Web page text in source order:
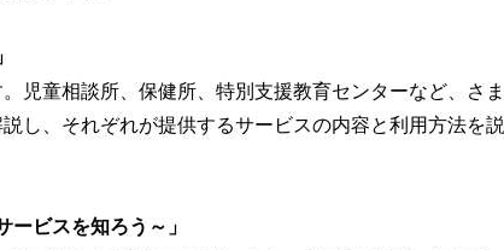
児童相談所、保健所、特別支援教育センターなど、さま
し、それぞれが提供するサービスの内容と利用方法を説
ビスを知ろう～」